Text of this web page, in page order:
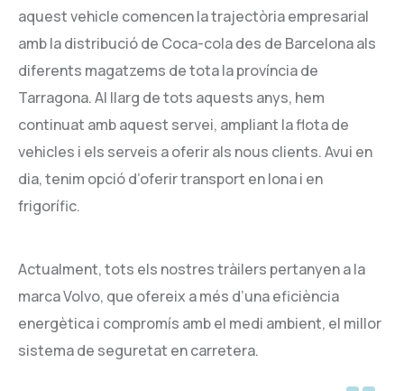
aquest vehicle comencen la trajectòria empresarial
amb la distribució de Coca-cola des de Barcelona als
diferents magatzems de tota la província de
Tarragona. Al llarg de tots aquests anys, hem
continuat amb aquest servei, ampliant la flota de
vehicles i els serveis a oferir als nous clients. Avui en
dia, tenim opció d’oferir transport en lona i en
frigorífic.
Actualment, tots els nostres tràilers pertanyen a la
marca Volvo, que ofereix a més d’una eficiència
energètica i compromís amb el medi ambient, el millor
sistema de seguretat en carretera.